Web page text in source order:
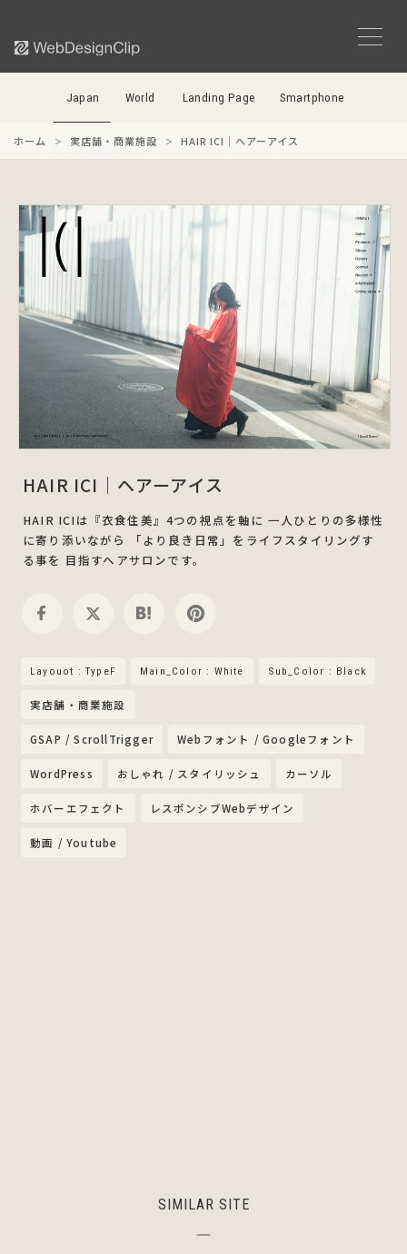
Japan World Landing Page Smartphone
ホーム 実店舗・商業施設 HAIR ICI｜ヘアーアイス
HAIR ICI｜ヘアーアイス
HAIR ICIは『衣食住美』4つの視点を軸に 一人ひとりの多様性
に寄り添いながら 「より良き日常」をライフスタイリングす
る事を 目指すヘアサロンです。
Layouot : TypeF Main_Color : White Sub_Color : Black
実店舗・商業施設
GSAP / ScrollTrigger Webフォント / Googleフォント
WordPress おしゃれ / スタイリッシュ カーソル
ホバーエフェクト レスポンシブWebデザイン
動画 / Youtube
SIMILAR SITE